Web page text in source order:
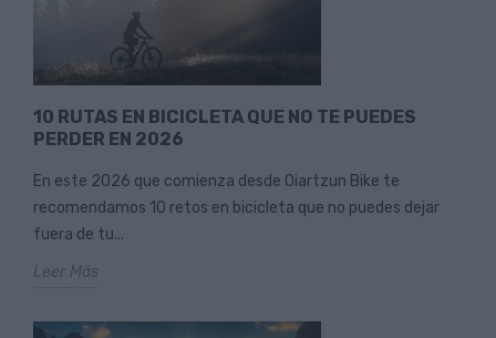
10 RUTAS EN BICICLETA QUE NO TE PUEDES
PERDER EN 2026
En este 2026 que comienza desde Oiartzun Bike te
recomendamos 10 retos en bicicleta que no puedes dejar
fuera de tu...
Leer Más